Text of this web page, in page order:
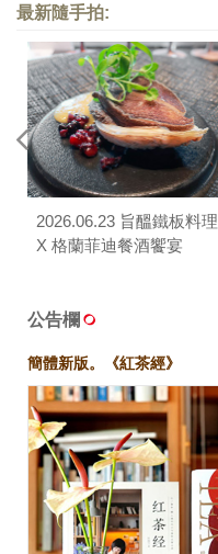
最新隨手拍:
2026.06.23 旨醞鐵板料理
X 格蘭菲迪餐酒饗宴
公告欄
簡體新版。《紅茶經》